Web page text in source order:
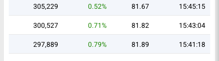
15:45:15
81.67
0.52%
305,229
15:43:04
81.82
0.71%
300,527
15:41:18
81.89
0.79%
297,889